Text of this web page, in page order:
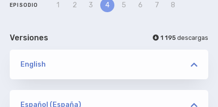
EPISODIO 1 2 3 4 5 6 7 8
Versiones 1 195 descargas
English
ION10/KamiKaze/NG
Español (España)